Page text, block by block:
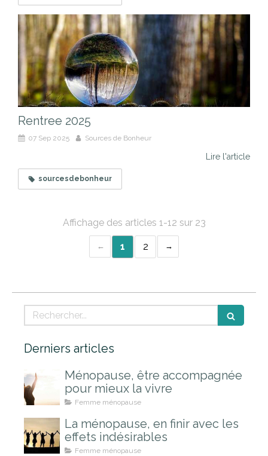
Rentree 2025
07 Sep 2025 Sources de Bonheur
Lire l'article
sourcesdebonheur
Affichage des articles 1-12 sur 23
1 2
Rechercher
Derniers articles
Ménopause, être accompagnée
pour mieux la vivre
Femme ménopause
La ménopause, en finir avec les
effets indésirables
Femme ménopause